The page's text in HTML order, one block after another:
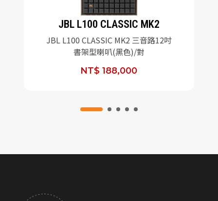
JBL L100 CLASSIC MK2
JBL L100 CLASSIC MK2 三音路12吋
書架型喇叭(黑色)/對
NT$ 188,000